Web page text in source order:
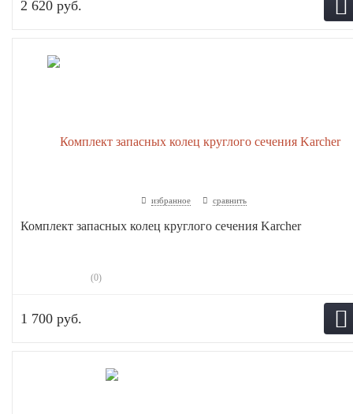
2 620 руб.
избранное сравнить
Комплект запасных колец круглого сечения Karcher
(0)
1 700 руб.